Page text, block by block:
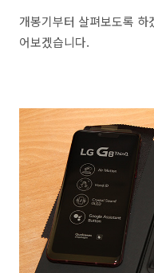
개봉기부터 살펴보도록
어보겠습니다.